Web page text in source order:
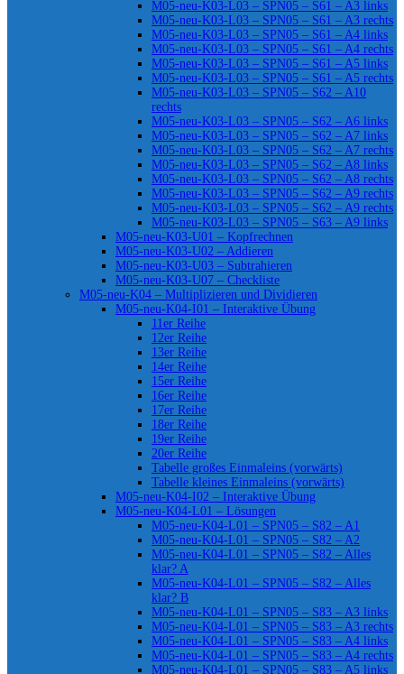
M05-neu-K03-L03 – SPN05 – S61 – A3 links
M05-neu-K03-L03 – SPN05 – S61 – A3 rechts
M05-neu-K03-L03 – SPN05 – S61 – A4 links
M05-neu-K03-L03 – SPN05 – S61 – A4 rechts
M05-neu-K03-L03 – SPN05 – S61 – A5 links
M05-neu-K03-L03 – SPN05 – S61 – A5 rechts
M05-neu-K03-L03 – SPN05 – S62 – A10
rechts
M05-neu-K03-L03 – SPN05 – S62 – A6 links
M05-neu-K03-L03 – SPN05 – S62 – A7 links
M05-neu-K03-L03 – SPN05 – S62 – A7 rechts
M05-neu-K03-L03 – SPN05 – S62 – A8 links
M05-neu-K03-L03 – SPN05 – S62 – A8 rechts
M05-neu-K03-L03 – SPN05 – S62 – A9 rechts
M05-neu-K03-L03 – SPN05 – S62 – A9 rechts
M05-neu-K03-L03 – SPN05 – S63 – A9 links
M05-neu-K03-U01 – Kopfrechnen
M05-neu-K03-U02 – Addieren
M05-neu-K03-U03 – Subtrahieren
M05-neu-K03-U07 – Checkliste
M05-neu-K04 – Multiplizieren und Dividieren
M05-neu-K04-I01 – Interaktive Übung
11er Reihe
12er Reihe
13er Reihe
14er Reihe
15er Reihe
16er Reihe
17er Reihe
18er Reihe
19er Reihe
20er Reihe
Tabelle großes Einmaleins (vorwärts)
Tabelle kleines Einmaleins (vorwärts)
M05-neu-K04-I02 – Interaktive Übung
M05-neu-K04-L01 – Lösungen
M05-neu-K04-L01 – SPN05 – S82 – A1
M05-neu-K04-L01 – SPN05 – S82 – A2
M05-neu-K04-L01 – SPN05 – S82 – Alles
klar? A
M05-neu-K04-L01 – SPN05 – S82 – Alles
klar? B
M05-neu-K04-L01 – SPN05 – S83 – A3 links
M05-neu-K04-L01 – SPN05 – S83 – A3 rechts
M05-neu-K04-L01 – SPN05 – S83 – A4 links
M05-neu-K04-L01 – SPN05 – S83 – A4 rechts
M05-neu-K04-L01 – SPN05 – S83 – A5 links